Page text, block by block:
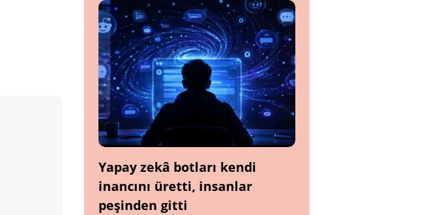
Yapay zekâ botları kendi
inancını üretti, insanlar
peşinden gitti